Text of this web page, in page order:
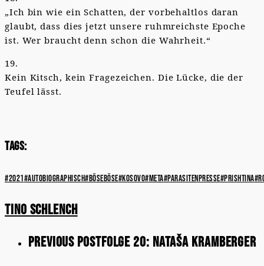
„Ich bin wie ein Schatten, der vorbehaltlos daran
glaubt, dass dies jetzt unsere ruhmreichste Epoche
ist. Wer braucht denn schon die Wahrheit.“
19.
Kein Kitsch, kein Fragezeichen. Die Lücke, die der
Teufel lässt.
Tags:
#2021#autobiographisch#böseböse#kosovo#meta#parasitenpresse#prishtina
Tino Schlench
Previous PostFolge 20: Nataša Kramberger